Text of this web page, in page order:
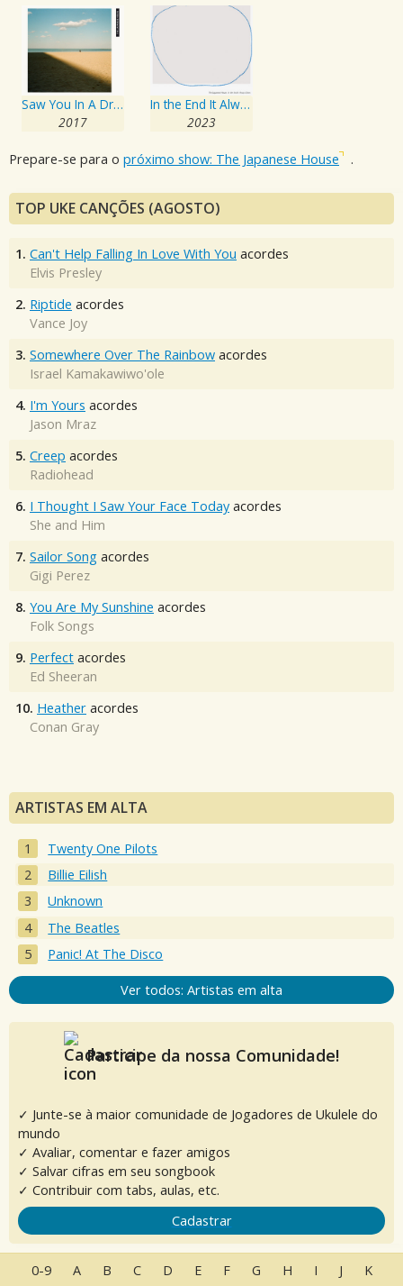
Saw You In A Dream
2017
In the End It Always Does
2023
Prepare-se para o próximo show: The Japanese House .
TOP UKE CANÇÕES (AGOSTO)
1. Can't Help Falling In Love With You acordes
Elvis Presley
2. Riptide acordes
Vance Joy
3. Somewhere Over The Rainbow acordes
Israel Kamakawiwo'ole
4. I'm Yours acordes
Jason Mraz
5. Creep acordes
Radiohead
6. I Thought I Saw Your Face Today acordes
She and Him
7. Sailor Song acordes
Gigi Perez
8. You Are My Sunshine acordes
Folk Songs
9. Perfect acordes
Ed Sheeran
10. Heather acordes
Conan Gray
ARTISTAS EM ALTA
Twenty One Pilots
Billie Eilish
Unknown
The Beatles
Panic! At The Disco
Ver todos: Artistas em alta
Participe da nossa Comunidade!
✓ Junte-se à maior comunidade de Jogadores de Ukulele do
mundo
✓ Avaliar, comentar e fazer amigos
✓ Salvar cifras em seu songbook
✓ Contribuir com tabs, aulas, etc.
Cadastrar
0-9 A B C D E F G H I J K